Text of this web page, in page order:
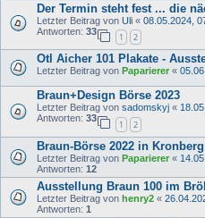
Der Termin steht fest ... die
Letzter Beitrag von Uli « 08.05.2024,
Antworten: 33
1 2
Otl Aicher 101 Plakate -
Letzter Beitrag von Paparierer «
Braun+Design Börse 2023
Letzter Beitrag von sadomskyj «
Antworten: 33
1 2
Braun-Börse 2022 in Kronberg
Letzter Beitrag von Paparierer «
Antworten: 12
Ausstellung Braun 100 im
Letzter Beitrag von henry2 «
Antworten: 1